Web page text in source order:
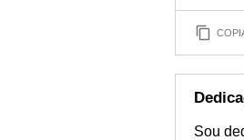
Sou